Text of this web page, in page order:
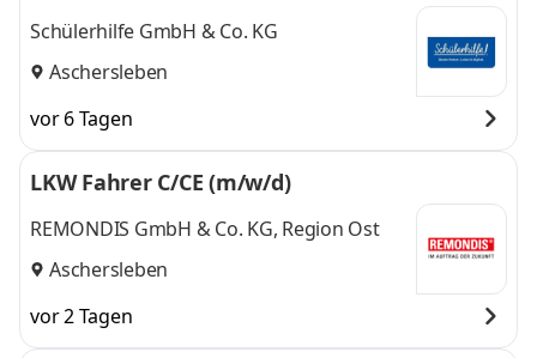
Schülerhilfe GmbH & Co. KG
Aschersleben
vor 6 Tagen
LKW Fahrer C/CE (m/w/d)
REMONDIS GmbH & Co. KG, Region Ost
Aschersleben
vor 2 Tagen